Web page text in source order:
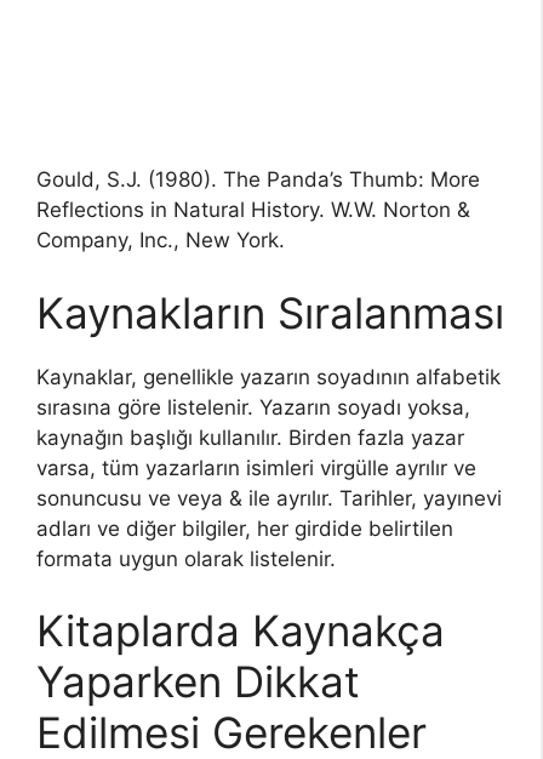
Gould, S.J. (1980). The Panda’s Thumb: More
Reflections in Natural History. W.W. Norton &
Company, Inc., New York.
Kaynakların Sıralanması
Kaynaklar, genellikle yazarın soyadının alfabetik
sırasına göre listelenir. Yazarın soyadı yoksa,
kaynağın başlığı kullanılır. Birden fazla yazar
varsa, tüm yazarların isimleri virgülle ayrılır ve
sonuncusu ve veya & ile ayrılır. Tarihler, yayınevi
adları ve diğer bilgiler, her girdide belirtilen
formata uygun olarak listelenir.
Kitaplarda Kaynakça
Yaparken Dikkat
Edilmesi Gerekenler